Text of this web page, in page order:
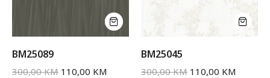
BM25089
300,00KM 110,00 KM
BM25045
300,00KM 110,00 KM